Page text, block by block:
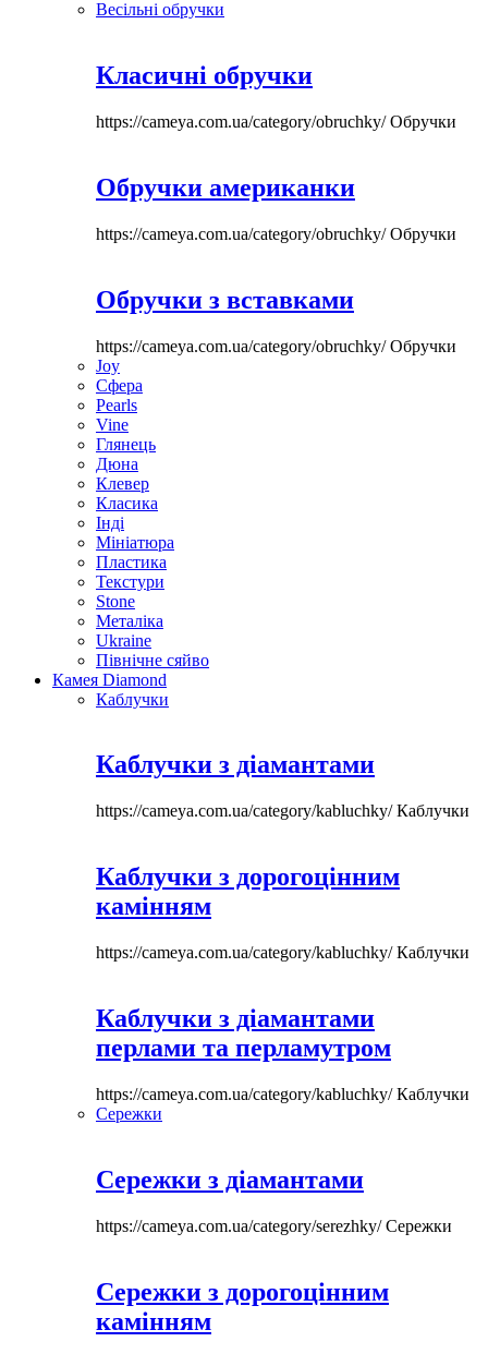
Весільні обручки
Класичні обручки
https://cameya.com.ua/category/obruchky/Обручки
Обручки американки
https://cameya.com.ua/category/obruchky/Обручки
Обручки з вставками
https://cameya.com.ua/category/obruchky/Обручки
Joy
Сфера
Pearls
Vine
Глянець
Дюна
Клевер
Класика
Інді
Мініатюра
Пластика
Текстури
Stone
Металіка
Ukraine
Північне сяйво
Камея Diamond
Каблучки
Каблучки з діамантами
https://cameya.com.ua/category/kabluchky/Каблучки
Каблучки з дорогоцінним
камінням
https://cameya.com.ua/category/kabluchky/Каблучки
Каблучки з діамантами
перлами та перламутром
https://cameya.com.ua/category/kabluchky/Каблучки
Сережки
Сережки з діамантами
https://cameya.com.ua/category/serezhky/Сережки
Сережки з дорогоцінним
камінням